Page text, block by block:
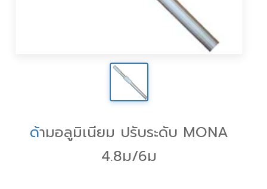
ด้ามอลูมิเนียม ปรับระดับ MONA
4.8ม/6ม